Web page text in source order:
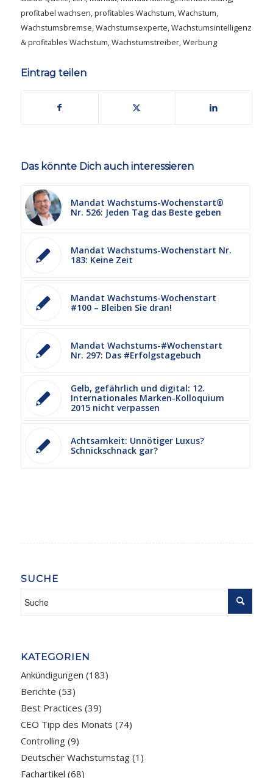
profitabel wachsen,profitables Wachstum,Wachstum,
Wachstumsbremse,Wachstumsexperte,Wachstumsintelligenz
& profitables Wachstum,Wachstumstreiber,Werbung
Eintrag teilen
Das könnte Dich auch interessieren
Mandat Wachstums-Wochenstart®
Nr. 526: Jeden Tag das Beste geben
Mandat Wachstums-Wochenstart Nr.
183: Keine Zeit
Mandat Wachstums-Wochenstart
#100 – Bleiben Sie dran!
Mandat Wachstums-#Wochenstart
Nr. 297: Das #Erfolgstagebuch
Gelb, gefährlich und digital: 12.
Internationales Marken-Kolloquium
2015 nicht verpassen
Achtsamkeit: Unnötiger Luxus?
Schnickschnack gar?
SUCHE
KATEGORIEN
Ankündigungen (183)
Berichte (53)
Best Practices (39)
CEO Tipp des Monats (74)
Controlling(9)
Deutscher Wachstumstag(1)
Fachartikel (68)